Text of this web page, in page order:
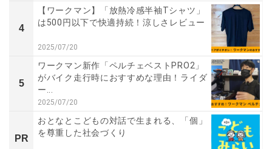
4
【ワークマン】「放熱冷感半袖Tシャツ」
は500円以下で快適持続！涼しさレビュー
2025/07/20
5
ワークマン新作「ペルチェベストPRO2」
がバイク走行時におすすめな理由！ライダ
ー...
2025/07/20
PR
おとなとこどもの対話で生まれる、「個」
を尊重した社会づくり